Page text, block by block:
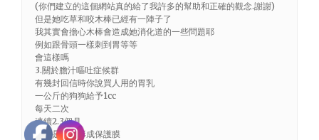
(你們建立的這個網站真的給了我許多的幫助和正確的觀念.謝謝)
但是她吃草和咬木棒已經有一陣子了
我其實會擔心木棒會造成她消化道的一些問題耶
例如跟骨頭一樣刺到胃等等
會這樣嗎
3.關於膽汁嘔吐症候群
有幾封回信時你說買人用的胃乳
一公斤的狗狗給予1cc
每天二次
連續2.3個月
目的是讓胃形成保護膜